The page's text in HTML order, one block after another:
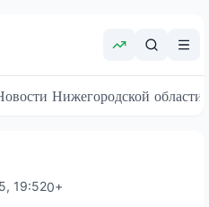
Нижегородской области
19:520+